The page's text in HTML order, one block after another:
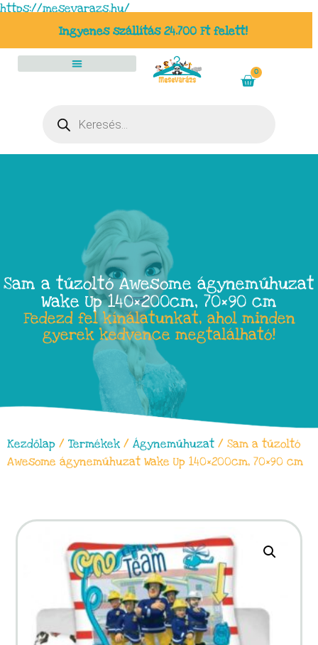
https://mesevarazs.hu/
Ingyenes szállítás 24.700 Ft felett!
0
Sam a tűzoltó Awesome ágyneműhuzat
Wake Up 140×200cm, 70×90 cm
Fedezd fel kínálatunkat, ahol minden
gyerek kedvence megtalálható!
Kezdőlap / Termékek / Ágyneműhuzat / Sam a tűzoltó
Awesome ágyneműhuzat Wake Up 140×200cm, 70×90 cm